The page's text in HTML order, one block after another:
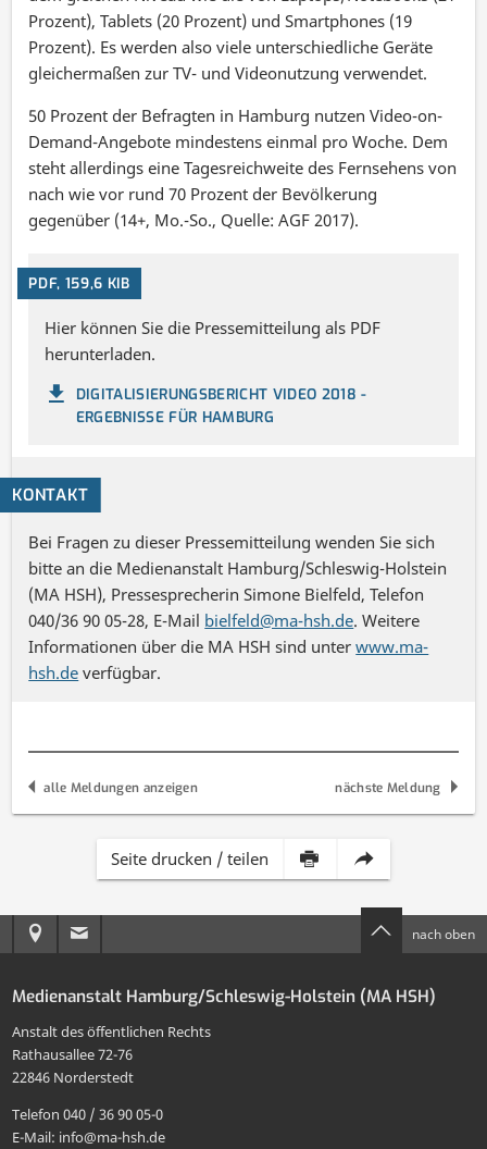
Prozent), Tablets (20 Prozent) und Smartphones (19
Prozent). Es werden also viele unterschiedliche Geräte
gleichermaßen zur TV- und Videonutzung verwendet.
50 Prozent der Befragten in Hamburg nutzen Video-on-
Demand-Angebote mindestens einmal pro Woche. Dem
steht allerdings eine Tagesreichweite des Fernsehens von
nach wie vor rund 70 Prozent der Bevölkerung
gegenüber (14+, Mo.-So., Quelle: AGF 2017).
PDF, 159,6 KIB
Hier können Sie die Pressemitteilung als PDF
herunterladen.
DIGITALISIERUNGSBERICHT VIDEO 2018 -
ERGEBNISSE FÜR HAMBURG
KONTAKT
Bei Fragen zu dieser Pressemitteilung wenden Sie sich
bitte an die Medienanstalt Hamburg/Schleswig-Holstein
(MA HSH), Pressesprecherin Simone Bielfeld, Telefon
040/36 90 05-28, E-Mail bielfeld@ma-hsh.de. Weitere
Informationen über die MA HSH sind unterwww.ma-
hsh.de verfügbar.
alle Meldungen anzeigen nächste Meldung
Seite drucken / teilen
Inhalt Diese
per
Anreise
MA
HSH
an
die
MA
HSH
nach oben
Medienanstalt Hamburg/Schleswig-Holstein (MA HSH)
Anstalt des öffentlichen Rechts
Rathausallee 72-76
22846 Norderstedt
Telefon 040 / 36 90 05-0
E-Mail: info@ma-hsh.de